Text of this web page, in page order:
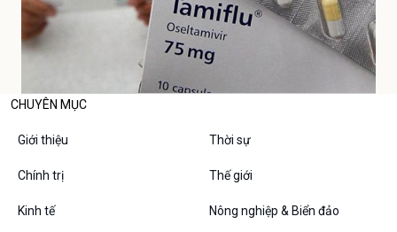
CHUYÊN MỤC
Giới thiệu Thời sự
Chính trị Thế giới
Kinh tế Nông nghiệp & Biển đảo